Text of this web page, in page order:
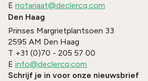
E notariaat@declercq.com
Den Haag
Prinses Margrietplantsoen 33
2595 AM Den Haag
T +31 (0)70 - 205 57 00
E info@declercq.com
Schrijf je in voor onze nieuwsbrief